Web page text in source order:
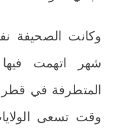
وكانت الصحيفة
شهر اتهمت
المتطرفة في
وقت تسعى